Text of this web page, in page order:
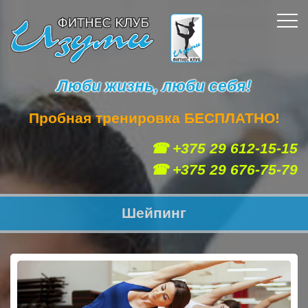
Люби жизнь, люби себя!
Пробная тренировка БЕСПЛАТНО!
☎ +375 29 612-15-15
☎ +375 29 676-75-79
Шейпинг